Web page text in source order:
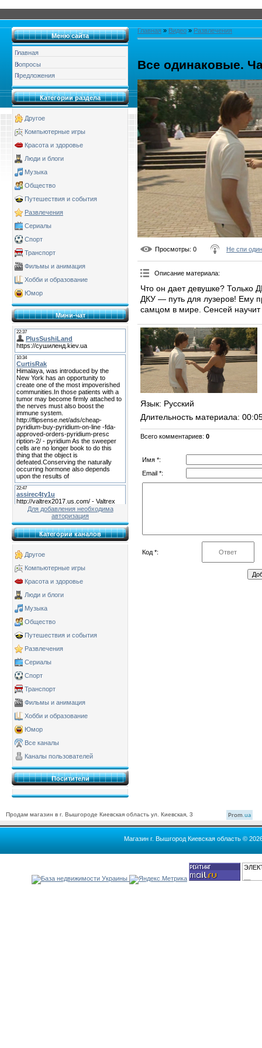
Меню сайта
Главная
Вопросы
Предложения
Категории раздела
Другое
Компьютерные игры
Красота и здоровье
Люди и блоги
Музыка
Общество
Путешествия и события
Развлечения
Сериалы
Спорт
Транспорт
Фильмы и анимация
Хобби и образование
Юмор
Мини-чат
Для добавления необходима
авторизация
Категории каналов
Другое
Компьютерные игры
Красота и здоровье
Люди и блоги
Музыка
Общество
Путешествия и события
Развлечения
Сериалы
Спорт
Транспорт
Фильмы и анимация
Хобби и образование
Юмор
Все каналы
Каналы пользователей
Поситители
Главная » Видео » Развлечения
Все одинаковые.
Просмотры: 0 Не спи один
Описание материала:
Что он дает девушке? Только
ДКУ — путь для лузеров! Ему
самцом в мире. Сенсей
Язык: Русский
Длительность материала:
Всего комментариев: 0
Имя *:
Email *:
Код *:
Продам магазин в г. Вышгороде Киевская область ул. Киевская, 3 Prom.ua
Магазин г. Вышгород Киевская область ©